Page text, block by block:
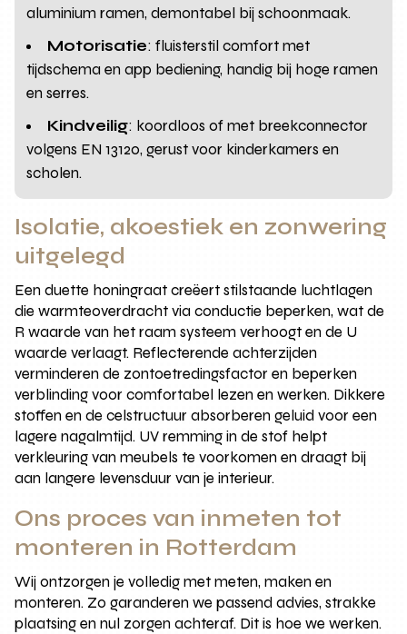
aluminium ramen, demontabel bij schoonmaak.
Motorisatie: fluisterstil comfort met
tijdschema en app bediening, handig bij hoge ramen
en serres.
Kindveilig: koordloos of met breekconnector
volgens EN 13120, gerust voor kinderkamers en
scholen.
Isolatie, akoestiek en zonwering
uitgelegd
Een duette honingraat creëert stilstaande luchtlagen
die warmteoverdracht via conductie beperken, wat de
R waarde van het raam systeem verhoogt en de U
waarde verlaagt. Reflecterende achterzijden
verminderen de zontoetredingsfactor en beperken
verblinding voor comfortabel lezen en werken. Dikkere
stoffen en de celstructuur absorberen geluid voor een
lagere nagalmtijd. UV remming in de stof helpt
verkleuring van meubels te voorkomen en draagt bij
aan langere levensduur van je interieur.
Ons proces van inmeten tot
monteren in Rotterdam
Wij ontzorgen je volledig met meten, maken en
monteren. Zo garanderen we passend advies, strakke
plaatsing en nul zorgen achteraf. Dit is hoe we werken.